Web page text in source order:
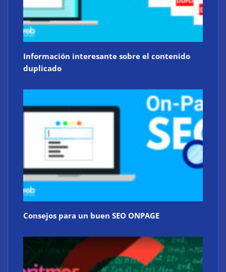
Información interesante sobre el contenido
duplicado
Consejos para un buen SEO ONPAGE